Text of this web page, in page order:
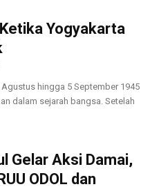
Yogyakarta
hingga 5 September 1945
dalam sejarah bangsa. Setelah
Gelar Aksi Damai,
ODOL dan